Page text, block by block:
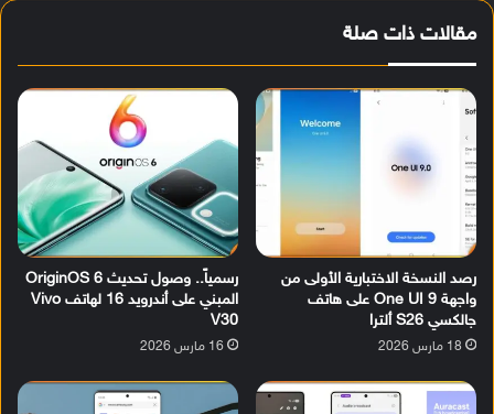
مقالات ذات صلة
رصد النسخة الاختبارية الأولى من
واجهة One UI 9 على هاتف
جالكسي S26 ألترا
18 مارس 2026
رسمياً.. وصول تحديث OriginOS 6
المبني على أندرويد 16 لهاتف Vivo
V30
16 مارس 2026